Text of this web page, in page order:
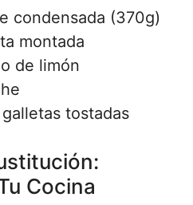
condensada (370g)
montada
de limón
tostadas
Cocina